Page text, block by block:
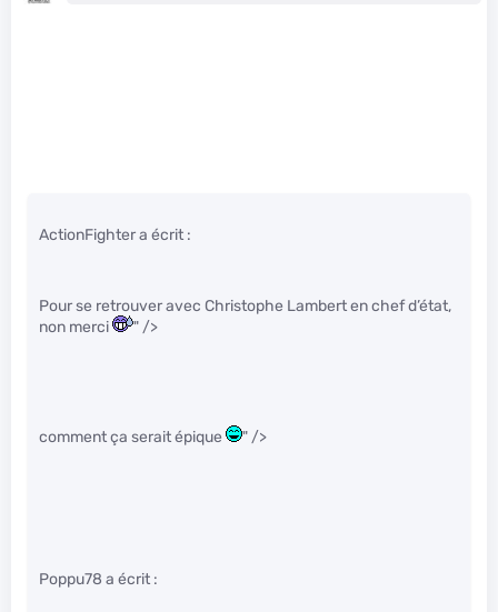
ActionFighter a écrit :
Pour se retrouver avec Christophe Lambert en chef d’état,
non merci
" />
comment ça serait épique " />
Poppu78 a écrit :